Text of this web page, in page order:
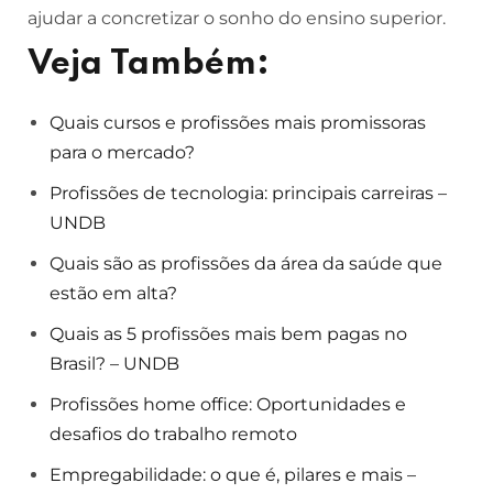
ajudar a concretizar o sonho do ensino superior.
Veja Também:
Quais cursos e profissões mais promissoras
para o mercado?
Profissões de tecnologia: principais carreiras –
UNDB
Quais são as profissões da área da saúde que
estão em alta?
Quais as 5 profissões mais bem pagas no
Brasil? – UNDB
Profissões home office: Oportunidades e
desafios do trabalho remoto
Empregabilidade: o que é, pilares e mais –